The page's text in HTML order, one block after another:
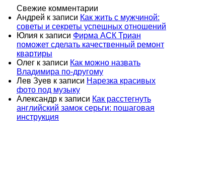
Свежие комментарии
Андрей к записи Как жить с мужчиной:
советы и секреты успешных отношений
Юлия к записи Фирма АСК Триан
поможет сделать качественный ремонт
квартиры
Олег к записи Как можно назвать
Владимира по-другому
Лев Зуев к записи Нарезка красивых
фото под музыку
Александр к записи Как расстегнуть
английский замок серьги: пошаговая
инструкция